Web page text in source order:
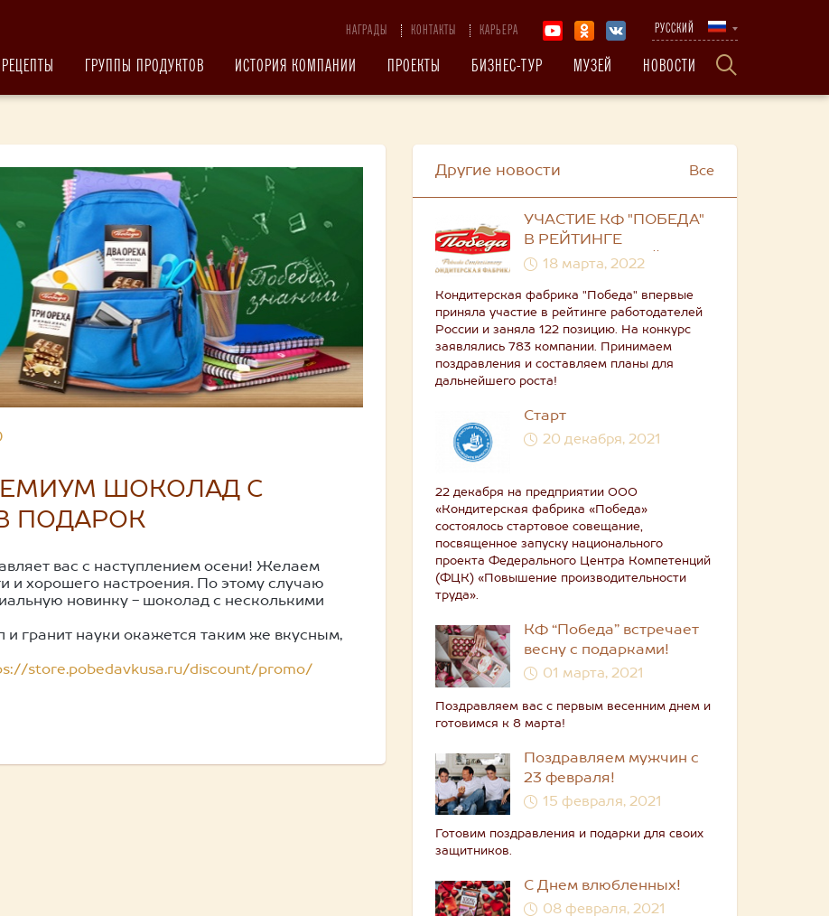
НАГРАДЫ КОНТАКТЫ КАРЬЕРА РУССКИЙ
РЕЦЕПТЫ ГРУППЫ ПРОДУКТОВ ИСТОРИЯ КОМПАНИИ ПРОЕКТЫ БИЗНЕС-ТУР МУЗЕЙ НОВОСТИ
ШОКОЛАД С
ПОДАРОК
вас с наступлением осени! Желаем
и хорошего настроения. По этому случаю
новинку - шоколад с несколькими
гранит науки окажется таким же вкусным,
store.pobedavkusa.ru/discount/promo/
Другие новости Все
УЧАСТИЕ КФ "ПОБЕДА"
В РЕЙТИНГЕ
РАБОТОДАТЕЛЕЙ
18 марта, 2022
Кондитерская фабрика "Победа" впервые
приняла участие в рейтинге работодателей
России и заняла 122 позицию. На конкурс
заявлялись 783 компании. Принимаем
поздравления и составляем планы для
дальнейшего роста!
Старт
20 декабря, 2021
22 декабря на предприятии ООО
«Кондитерская фабрика «Победа»
состоялось стартовое совещание,
посвященное запуску национального
проекта Федерального Центра Компетенций
(ФЦК) «Повышение производительности
труда».
КФ “Победа” встречает
весну с подарками!
01 марта, 2021
Поздравляем вас с первым весенним днем и
готовимся к 8 марта!
Поздравляем мужчин с
23 февраля!
15 февраля, 2021
Готовим поздравления и подарки для своих
защитников.
С Днем влюбленных!
08 февраля, 2021